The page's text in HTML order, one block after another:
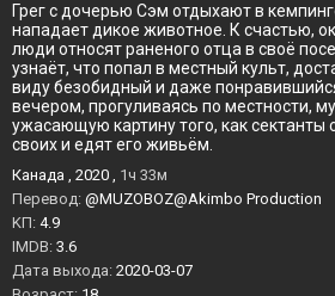
Грег с дочерью Сэм отдыхают в
нападает дикое животное. К счастью,
люди относят раненого отца в своё
узнаёт, что попал в местный культ,
виду безобидный и даже
вечером, прогуливаясь по местности,
ужасающую картину того, как сектанты
своих и едят его живьём.
Канада , 2020 , 1ч 33м
Перевод: @MUZOBOZ@Akimbo Production
KП: 4.9
IMDB: 3.6
Дата выхода: 2020-03-07